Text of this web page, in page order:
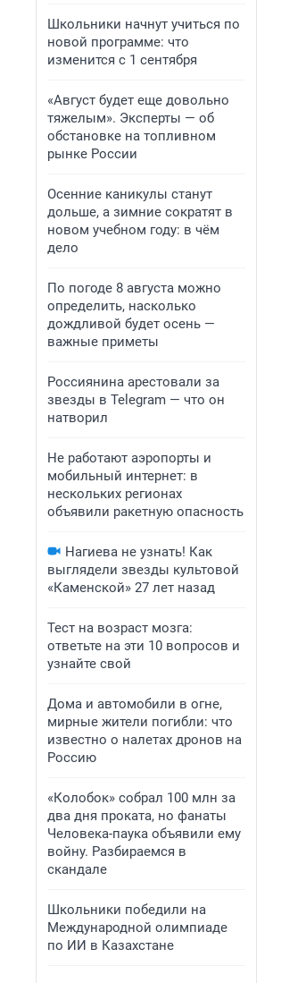
Школьники начнут учиться по
новой программе: что
изменится с 1 сентября
«Август будет еще довольно
тяжелым». Эксперты — об
обстановке на топливном
рынке России
Осенние каникулы станут
дольше, а зимние сократят в
новом учебном году: в чём
дело
По погоде 8 августа можно
определить, насколько
дождливой будет осень —
важные приметы
Россиянина арестовали за
звезды в Telegram — что он
натворил
Не работают аэропорты и
мобильный интернет: в
нескольких регионах
объявили ракетную опасность
Нагиева не узнать! Как
выглядели звезды культовой
«Каменской» 27 лет назад
Тест на возраст мозга:
ответьте на эти 10 вопросов и
узнайте свой
Дома и автомобили в огне,
мирные жители погибли: что
известно о налетах дронов на
Россию
«Колобок» собрал 100 млн за
два дня проката, но фанаты
Человека-паука объявили ему
войну. Разбираемся в
скандале
Школьники победили на
Международной олимпиаде
по ИИ в Казахстане